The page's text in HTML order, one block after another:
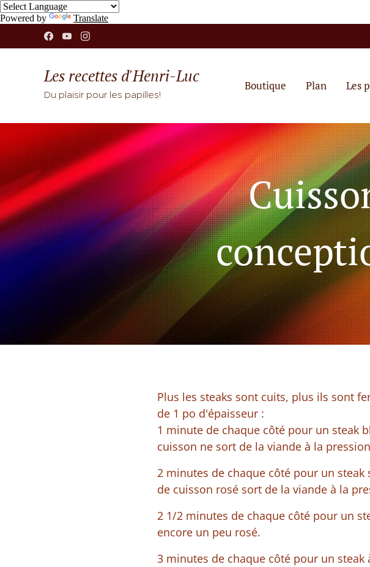
Powered by Translate
Les recettes d'Henri-Luc
Du plaisir pour les papilles!
Boutique Plan Les
Plus les steaks sont cuits, plus ils sont
de 1 po d'épaisseur :
1 minute de chaque côté pour un steak
cuisson ne sort de la viande à la
2 minutes de chaque côté pour un
de cuisson rosé sort de la viande à la
2 1/2 minutes de chaque côté pour un
encore un peu rosé.
3 minutes de chaque côté pour un